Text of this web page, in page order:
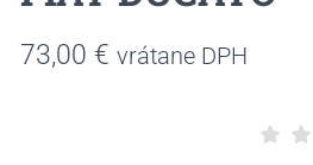
73,00 € vrátane DPH